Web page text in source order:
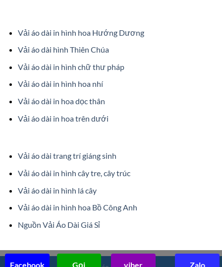
Vải áo dài in hình hoa Hướng Dương
Vải áo dài hình Thiên Chúa
Vải áo dài in hình chữ thư pháp
Vải áo dài in hình hoa nhí
Vải áo dài in hoa dọc thân
Vải áo dài in hoa trên dưới
Vải áo dài trang trí giáng sinh
Vải áo dài in hình cây tre, cây trúc
Vải áo dài in hình lá cây
Vải áo dài in hình hoa Bồ Công Anh
Nguồn Vải Áo Dài Giá Sỉ
Facebook Gọi viber Zalo